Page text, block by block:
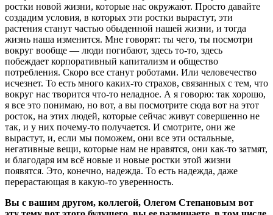
ростки новой жизни, которые нас окружают. Просто давайте
создадим условия, в которых эти ростки вырастут, эти
растения станут частью обыденной нашей жизни, и тогда
жизнь наша изменится. Мне говорят: ты чего, ты посмотри
вокруг вообще — люди погибают, здесь то-то, здесь
побеждает корпоративный капитализм и общество
потребления. Скоро все станут роботами. Или человечество
исчезнет. То есть много каких-то страхов, связанных с тем, что
вокруг нас творится что-то неладное. А я говорю: так хорошо,
я все это понимаю, но вот, а вы посмотрите сюда вот на этот
росток, на этих людей, которые сейчас живут совершенно не
так, и у них почему-то получается. И смотрите, они же
вырастут, и, если мы поможем, они все эти остальные,
негативные вещи, которые нам не нравятся, они как-то затмят,
и благодаря им всё новые и новые ростки этой жизни
появятся. Это, конечно, надежда. То есть надежда, даже
перерастающая в какую-то уверенность.
Вы с вашим другом, коллегой, Олегом Степановым вот